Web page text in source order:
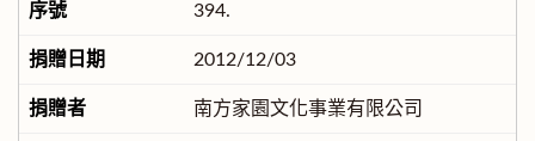
394.
2012/12/03
南方家園文化事業有限公司